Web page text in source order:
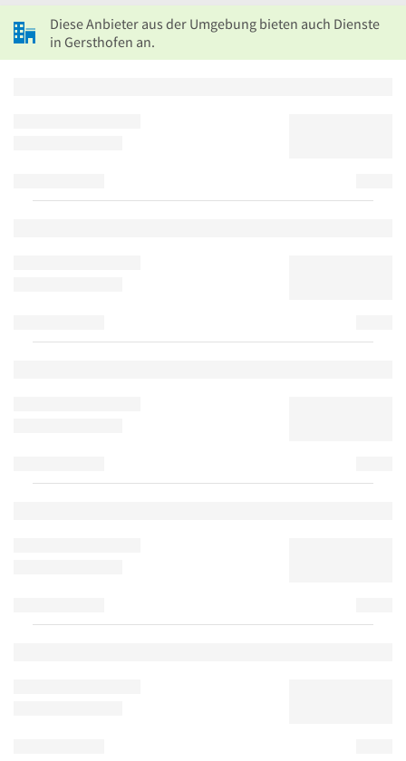
Diese Anbieter aus der Umgebung bieten auch Dienste
in Gersthofen an.